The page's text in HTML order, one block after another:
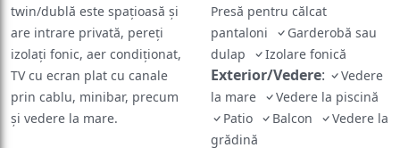
twin/dublă este spațioasă și
are intrare privată, pereți
izolați fonic, aer condiționat,
TV cu ecran plat cu canale
prin cablu, minibar, precum
și vedere la mare.
Presă pentru călcat
pantaloni
Garderobă sau
dulap
Izolare fonică
Exterior/Vedere:
Vedere
la mare
Vedere la piscină
Patio
Balcon
Vedere la
grădină